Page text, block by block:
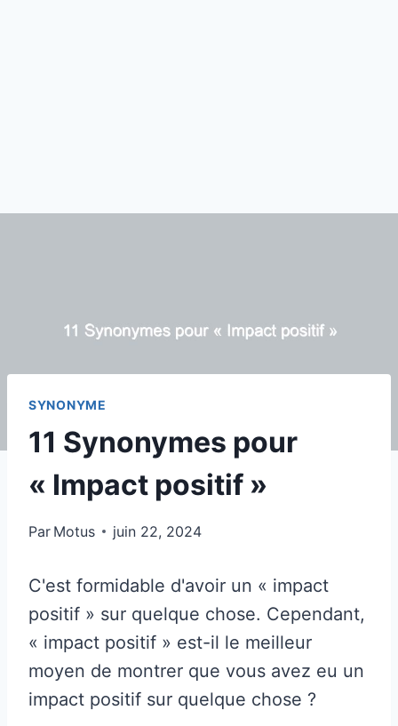
SYNONYME
11 Synonymes pour
« Impact positif »
Par Motus juin 22, 2024
C'est formidable d'avoir un « impact
positif » sur quelque chose. Cependant,
« impact positif » est-il le meilleur
moyen de montrer que vous avez eu un
impact positif sur quelque chose ?